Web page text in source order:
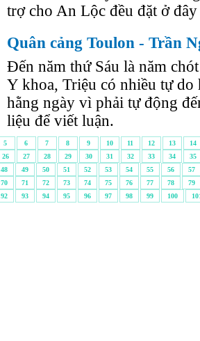
trợ cho An Lộc đều đặt ở
Quân cảng Toulon - Trần
Ðến năm thứ Sáu là năm
Y khoa, Triệu có nhiều tự do
hằng ngày vì phải tự động
liệu để viết luận.
5 6 7 8 9 10 11 12 13
14
26 27 28 29 30 31 32 33 34
35
48 49 50 51 52 53 54 55 56
57
70 71 72 73 74 75 76 77 78
79
92 93 94 95 96 97 98 99 100